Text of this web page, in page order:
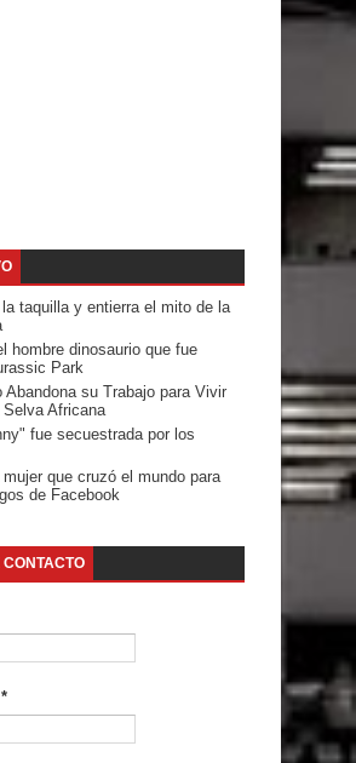
taquilla y entierra el mito de la
hombre dinosaurio que fue
Park
Abandona su Trabajo para Vivir
Africana
fue secuestrada por los
que cruzó el mundo para
de Facebook
*